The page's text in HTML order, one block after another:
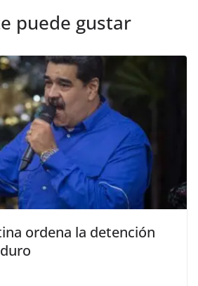
puede gustar
ordena la detención